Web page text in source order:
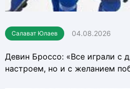
Салават Юлаев 04.08.2026
Девин Броссо: «Все играли с
настроем, но и с желанием